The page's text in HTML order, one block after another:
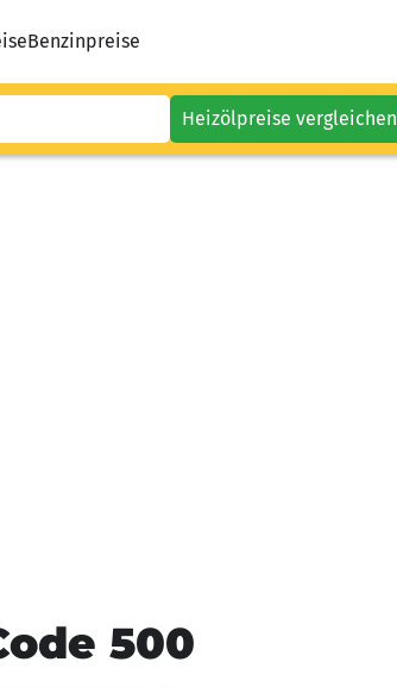
Benzinpreise
Heizölpreise vergleichen
500